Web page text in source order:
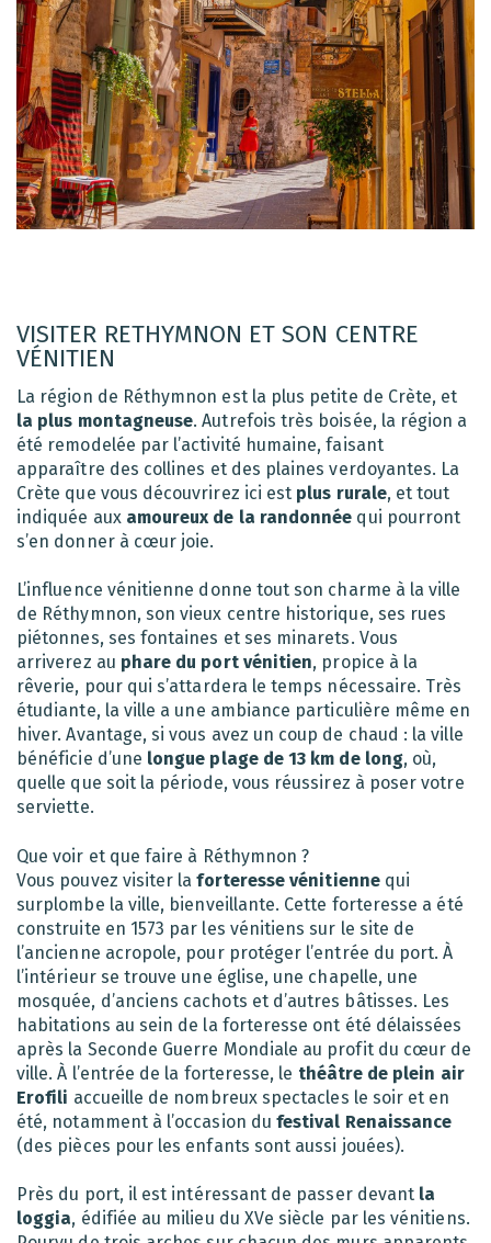
VISITER RETHYMNON ET SON CENTRE
VÉNITIEN
La région de Réthymnon est la plus petite de Crète, et
la plus montagneuse. Autrefois très boisée, la région a
été remodelée par l’activité humaine, faisant
apparaître des collines et des plaines verdoyantes. La
Crète que vous découvrirez ici est plus rurale, et tout
indiquée aux amoureux de la randonnée qui pourront
s’en donner à cœur joie.
L’influence vénitienne donne tout son charme à la ville
de Réthymnon, son vieux centre historique, ses rues
piétonnes, ses fontaines et ses minarets. Vous
arriverez au phare du port vénitien, propice à la
rêverie, pour qui s’attardera le temps nécessaire. Très
étudiante, la ville a une ambiance particulière même en
hiver. Avantage, si vous avez un coup de chaud : la ville
bénéficie d’une longue plage de 13 km de long, où,
quelle que soit la période, vous réussirez à poser votre
serviette.
Que voir et que faire à Réthymnon ?
Vous pouvez visiter laforteresse vénitiennequi
surplombe la ville, bienveillante. Cette forteresse a été
construite en 1573 par les vénitiens sur le site de
l’ancienne acropole, pour protéger l’entrée du port. À
l’intérieur se trouve une église, une chapelle, une
mosquée, d’anciens cachots et d’autres bâtisses. Les
habitations au sein de la forteresse ont été délaissées
après la Seconde Guerre Mondiale au profit du cœur de
ville. À l’entrée de la forteresse, le théâtre de plein air
Erofili accueille de nombreux spectacles le soir et en
été, notamment à l’occasion du festival Renaissance
(des pièces pour les enfants sont aussi jouées).
Près du port, il est intéressant de passer devant la
loggia, édifiée au milieu du XVe siècle par les vénitiens.